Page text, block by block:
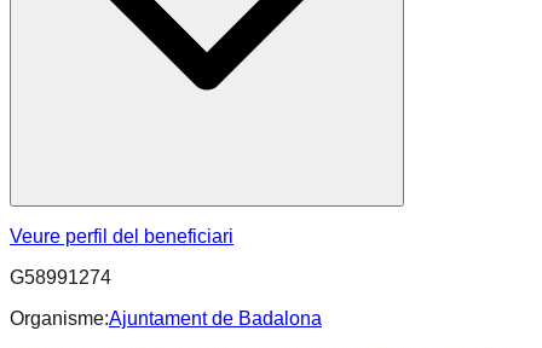
Veure perfil del beneficiari
G58991274
Organisme:Ajuntament de Badalona